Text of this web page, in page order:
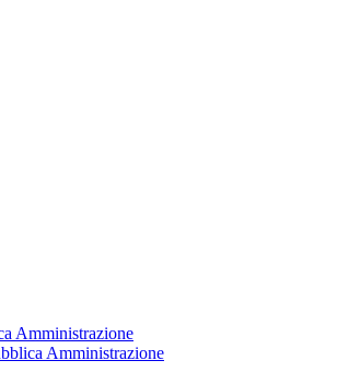
Amministrazione
Amministrazione